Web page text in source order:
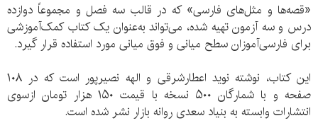
«قصه‌ها و مثل‌های فارسی» که در قالب سه فصل و مجموعاً دوازده
درس و سه آزمون تهیه شده، می‌تواند به‌عنوان یک کتاب کمک‌آموزشی
برای فارسی‌آموزان سطح میانی و فوق میانی مورد استفاده قرار گیرد.
این کتاب، نوشته نوید اعطارشرقی و الهه نصیرپور است که در ۱۰۸
صفحه و با شمارگان ۵۰۰ نسخه با قیمت ۱۵۰ هزار تومان ازسوی
انتشارات وابسته به بنیاد سعدی روانه بازار نشر شده است.